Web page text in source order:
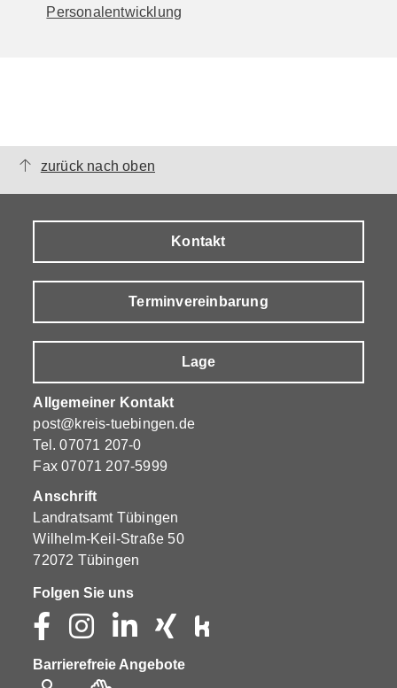
Personalentwicklung
zurück nach oben
Kontakt
Terminvereinbarung
Lage
Allgemeiner Kontakt
post@kreis-tuebingen.de
Tel.07071 207-0
Fax 07071 207-5999
Anschrift
Landratsamt Tübingen
Wilhelm-Keil-Straße 50
72072 Tübingen
Folgen Sie uns
Barrierefreie Angebote